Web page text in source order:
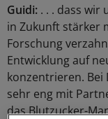
Guidi: . . . dass wir
in Zukunft stärker
Forschung
Entwicklung auf
konzentrieren. Bei
sehr eng mit
das Blutzucker-